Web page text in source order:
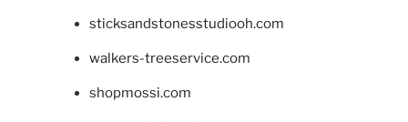
sticksandstonesstudiooh.com
walkers-treeservice.com
shopmossi.com